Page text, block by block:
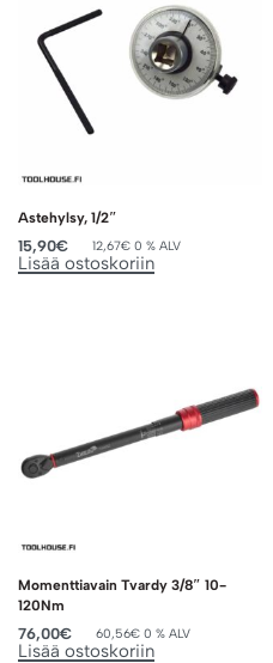
Astehylsy, 1/2″
15,90€ 12,67€ 0 % ALV
Lisää ostoskoriin
Momenttiavain Tvardy 3/8″ 10-
120Nm
76,00€ 60,56€ 0 % ALV
Lisää ostoskoriin